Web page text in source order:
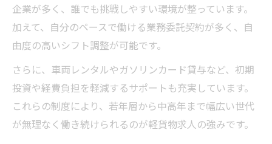
企業が多く、誰でも挑戦しやすい環境が整っています。
加えて、自分のペースで働ける業務委託契約が多く、自
由度の高いシフト調整が可能です。
さらに、車両レンタルやガソリンカード貸与など、初期
投資や経費負担を軽減するサポートも充実しています。
これらの制度により、若年層から中高年まで幅広い世代
が無理なく働き続けられるのが軽貨物求人の強みです。